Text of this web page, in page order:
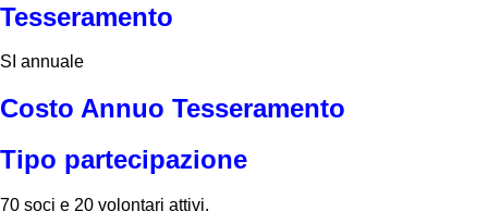
Tesseramento
SI annuale
Costo Annuo Tesseramento
Tipo partecipazione
70 soci e 20 volontari attivi.